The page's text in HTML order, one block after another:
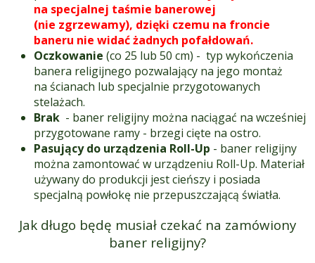
na specjalnej taśmie banerowej
(nie zgrzewamy), dzięki czemu na froncie
baneru nie widać żadnych pofałdowań.
Oczkowanie (co 25 lub 50 cm) - typ wykończenia
banera religijnego pozwalający na jego montaż
na ścianach lub specjalnie przygotowanych
stelażach.
Brak - baner religijny można naciągać na wcześniej
przygotowane ramy - brzegi cięte na ostro.
Pasujący do urządzenia Roll-Up - baner religijny
można zamontować w urządzeniu Roll-Up. Materiał
używany do produkcji jest cieńszy i posiada
specjalną powłokę nie przepuszczającą światła.
Jak długo będę musiał czekać na zamówiony
baner religijny?